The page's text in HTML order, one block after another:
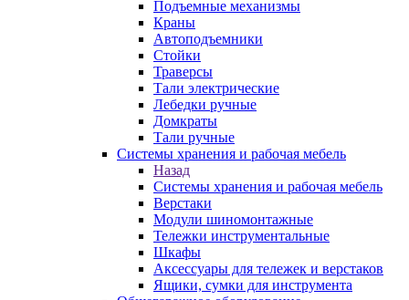
Подъемные механизмы
Краны
Автоподъемники
Стойки
Траверсы
Тали электрические
Лебедки ручные
Домкраты
Тали ручные
Системы хранения и рабочая мебель
Назад
Системы хранения и рабочая мебель
Верстаки
Модули шиномонтажные
Тележки инструментальные
Шкафы
Аксессуары для тележек и верстаков
Ящики, сумки для инструмента